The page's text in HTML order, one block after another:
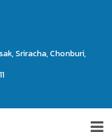
Sriracha, Chonburi,